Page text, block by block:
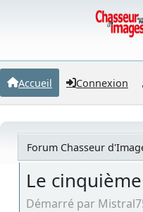
Accueil Connexion
Forum Chasseur
Le
Démarré par